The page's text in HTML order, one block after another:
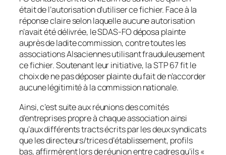
était de l’autorisation d’utiliser ce fichier. Face à la
réponse claire selon laquelle aucune autorisation
n’avait été délivrée, le SDAS-FO déposa plainte
auprès de ladite commission, contre toutes les
associations Alsaciennes utilisant frauduleusement
ce fichier. Soutenant leur initiative, la STP 67 fit le
choix de ne pas déposer plainte du fait de n’accorder
aucune légitimité à la commission nationale.
Ainsi, c’est suite aux réunions des comités
d’entreprises propre à chaque association ainsi
qu’aux différents tracts écrits par les deux syndicats
que les directeurs/trices d’établissement, profils
bas, affirmèrent lors de réunion entre cadres qu’ils «